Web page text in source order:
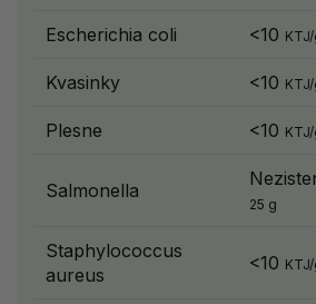
Escherichia coli <10
Kvasinky <10
Plesne <10
Salmonella
25 g
Staphylococcus
aureus
<10